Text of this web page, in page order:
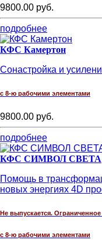
9800.00 руб.
подробнее
КФС Камертон
Сонастройка и
с 8-ю рабочими элементами
9800.00 руб.
подробнее
КФС СИМВОЛ СВЕТА
Помощь в
новых энергиях 4D
Не выпускается.
с 8-ю рабочими элементами